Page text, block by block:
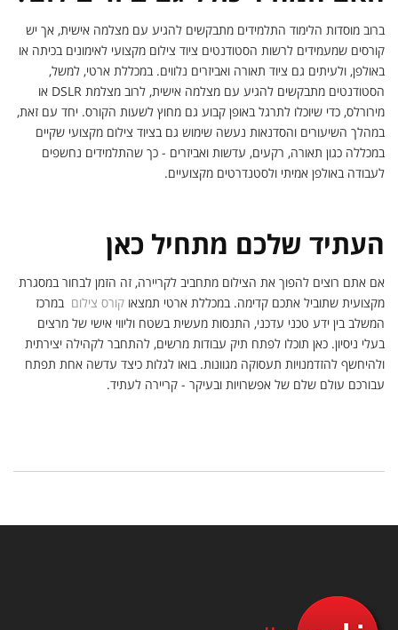
ברוב מוסדות הלימוד התלמידים מתבקשים להגיע עם מצלמה אישית, אך יש
קורסים שמעמידים לרשות הסטודנטים ציוד צילום מקצועי לאימונים בכיתה או
באולפן, ולעיתים גם ציוד תאורה ואביזרים נלווים. במכללת ארטי, למשל,
הסטודנטים מתבקשים להגיע עם מצלמה אישית, לרוב מצלמת DSLR או
מירורלס, כדי שיוכלו לתרגל באופן קבוע גם מחוץ לשעות הקורס. יחד עם זאת,
במהלך השיעורים והסדנאות נעשה שימוש גם בציוד צילום מקצועי שקיים
במכללה כגון תאורה, רקעים, עדשות ואביזרים - כך שהתלמידים נחשפים
לעבודה באולפן אמיתי ולסטנדרטים מקצועיים.
העתיד שלכם מתחיל כאן
אם אתם רוצים להפוך את הצילום מתחביב לקריירה, זה הזמן לבחור במסגרת
מקצועית שתוביל אתכם קדימה. במכללת ארטי תמצאו קורס צילום במרכז
המשלב בין ידע טכני עדכני, התנסות מעשית בשטח וליווי אישי של מרצים
בעלי ניסיון. כאן תוכלו לפתח תיק עבודות מרשים, להתחבר לקהילה יצירתית
ולהיחשף להזדמנויות תעסוקה מגוונות. בואו לגלות כיצד עדשה אחת תפתח
עבורכם עולם שלם של אפשרויות ובעיקר - קריירה לעתיד.